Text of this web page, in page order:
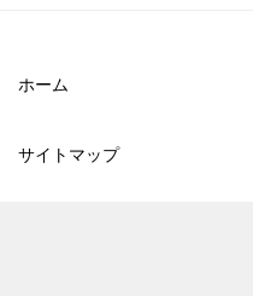
ホーム
サイトマップ